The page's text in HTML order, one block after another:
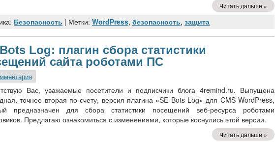
Читать дальше »
Безопасность | Метки: WordPress, безопасность, защита
Log: плагин сбора статистики
сайта роботами ПС
Вас, уважаемые посетители и подписчики блога 4remind.ru. Выпущена
точнее вторая по счету, версия плагина «SE Bots Log» для CMS WordPress,
предназначен для сбора статистики посещений веб-ресурса роботами
Предлагаю ознакомиться с изменениями, которые коснулись этой версии.
Читать дальше »